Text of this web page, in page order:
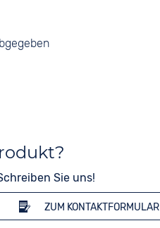
Sie uns!
ZUM KONTAKTFORMULAR